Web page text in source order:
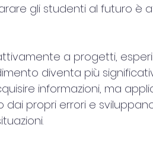
gli studenti al futuro è
a progetti,
diventa più
informazioni, ma
propri errori e